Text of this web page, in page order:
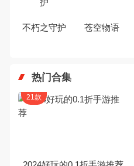
不朽之守护 苍空物语
热门合集
21款